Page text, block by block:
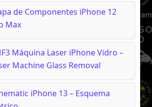
de Componentes iPhone 12
Max
Máquina Laser iPhone Vidro –
Machine Glass Removal
iPhone 13 – Esquema